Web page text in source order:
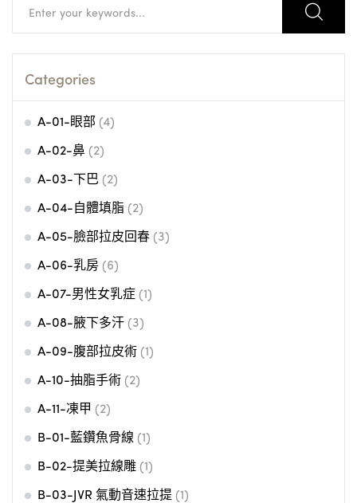
Categories
A-01-眼部 (4)
A-02-鼻 (2)
A-03-下巴 (2)
A-04-自體填脂 (2)
A-05-臉部拉皮回春 (3)
A-06-乳房 (6)
A-07-男性女乳症 (1)
A-08-腋下多汗 (3)
A-09-腹部拉皮術 (1)
A-10-抽脂手術 (2)
A-11-凍甲 (2)
B-01-藍鑽魚骨線 (1)
B-02-提美拉線雕 (1)
B-03-JVR 氣動音速拉提 (1)